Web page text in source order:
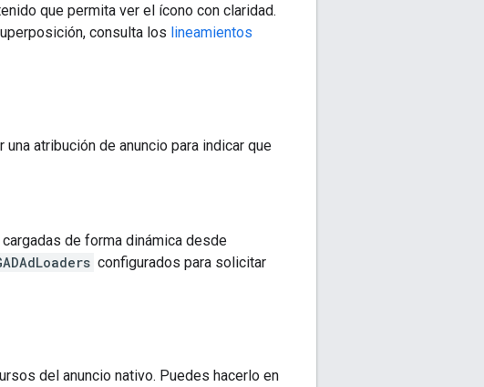
que permita ver el ícono con claridad.
consulta los lineamientos
atribución de anuncio para indicar que
de forma dinámica desde
configurados para solicitar
del anuncio nativo. Puedes hacerlo en